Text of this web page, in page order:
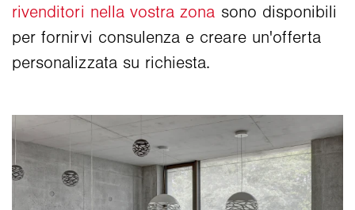
rivenditori nella vostra zona sono disponibili
per fornirvi consulenza e creare un'offerta
personalizzata su richiesta.